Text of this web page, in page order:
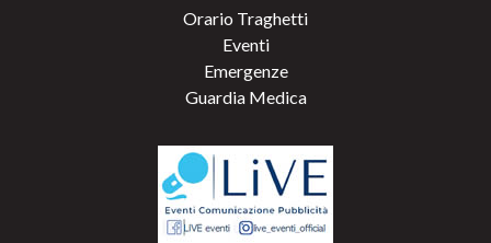
Orario Traghetti
Eventi
Emergenze
Guardia Medica